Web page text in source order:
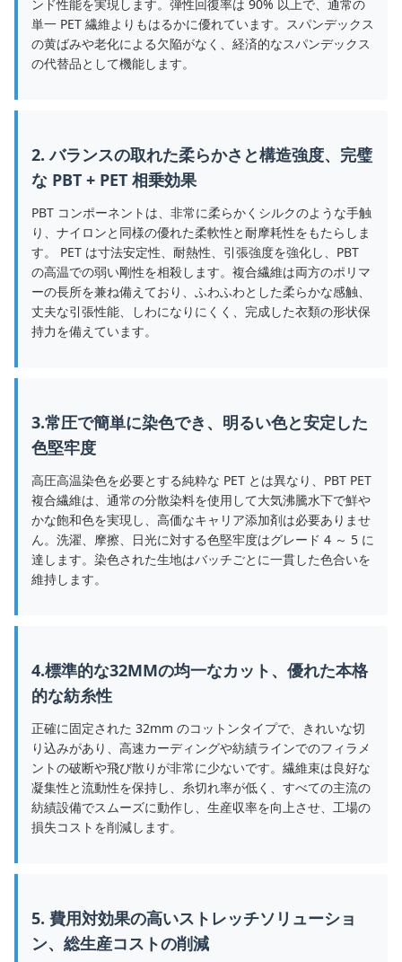
ンド性能を実現します。弾性回復率は 90% 以上で、通常の
単一 PET 繊維よりもはるかに優れています。スパンデックス
の黄ばみや老化による欠陥がなく、経済的なスパンデックス
の代替品として機能します。
2. バランスの取れた柔らかさと構造強度、完璧
な PBT + PET 相乗効果
PBT コンポーネントは、非常に柔らかくシルクのような手触
り、ナイロンと同様の優れた柔軟性と耐摩耗性をもたらしま
す。 PET は寸法安定性、耐熱性、引張強度を強化し、PBT
の高温での弱い剛性を相殺します。複合繊維は両方のポリマ
ーの長所を兼ね備えており、ふわふわとした柔らかな感触、
丈夫な引張性能、しわになりにくく、完成した衣類の形状保
持力を備えています。
3.常圧で簡単に染色でき、明るい色と安定した
色堅牢度
高圧高温染色を必要とする純粋な PET とは異なり、PBT PET
複合繊維は、通常の分散染料を使用して大気沸騰水下で鮮や
かな飽和色を実現し、高価なキャリア添加剤は必要ありませ
ん。洗濯、摩擦、日光に対する色堅牢度はグレード 4 ～ 5 に
達します。染色された生地はバッチごとに一貫した色合いを
維持します。
4.標準的な32MMの均一なカット、優れた本格
的な紡糸性
正確に固定された 32mm のコットンタイプで、きれいな切
り込みがあり、高速カーディングや紡績ラインでのフィラメ
ントの破断や飛び散りが非常に少ないです。繊維束は良好な
凝集性と流動性を保持し、糸切れ率が低く、すべての主流の
紡績設備でスムーズに動作し、生産収率を向上させ、工場の
損失コストを削減します。
5. 費用対効果の高いストレッチソリューショ
ン、総生産コストの削減